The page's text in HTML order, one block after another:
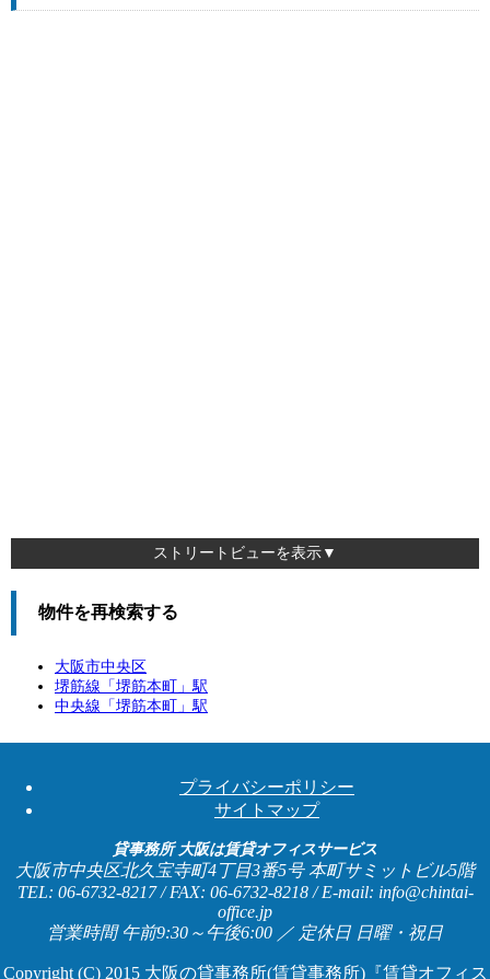
ストリートビューを表示▼
物件を再検索する
大阪市中央区
堺筋線「堺筋本町 」駅
中央線「堺筋本町 」駅
プライバシーポリシー
サイトマップ
貸事務所 大阪は賃貸オフィスサービス
大阪市中央区北久宝寺町4丁目3番5号 本町サミットビル5階
TEL: 06-6732-8217 / FAX: 06-6732-8218 / E-mail: info@chintai-
office.jp
営業時間 午前9:30～午後6:00 ／ 定休日 日曜・祝日
Copyright (C) 2015 大阪の貸事務所(賃貸事務所)『賃貸オフィス